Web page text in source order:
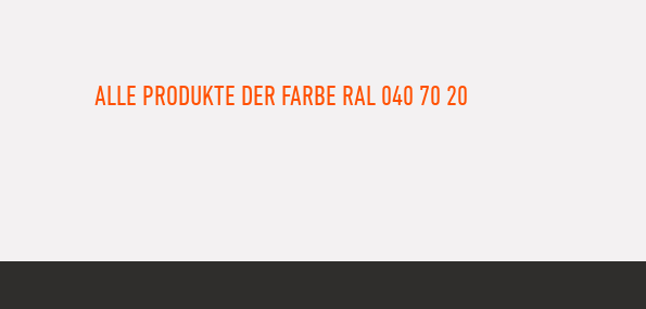
ALLE PRODUKTE DER FARBE RAL 040 70 20